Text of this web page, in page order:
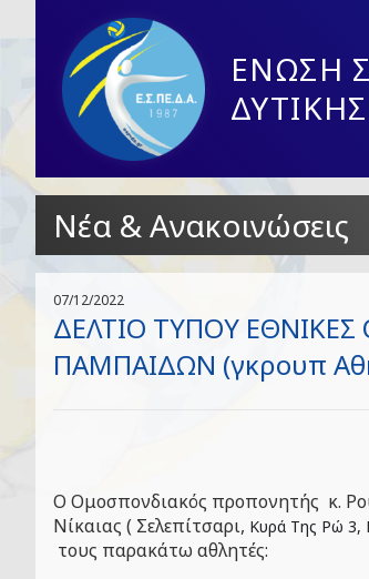
ΕΝΩΣΗ
Νέα & Ανακοινώσεις
07/12/2022
ΔΕΛΤΙΟ ΤΥΠΟΥ
ΠΑΜΠΑΙΔΩΝ (γκρουπ
Ο Ομοσπονδιακός προπονητής κ.
Νίκαιας ( Σελεπίτσαρι, Κυρά Της Ρώ 3,
τους παρακάτω αθλητές: